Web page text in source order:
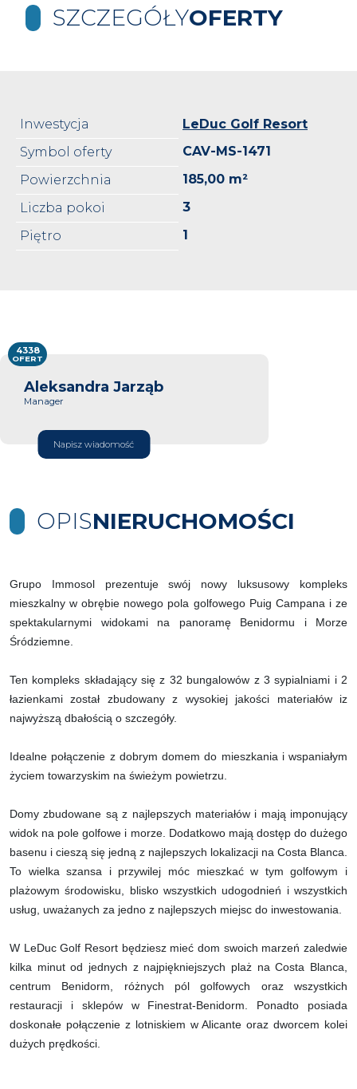
SZCZEGÓŁYOFERTY
Inwestycja
LeDuc Golf Resort
Symbol oferty
CAV-MS-1471
Powierzchnia
185,00 m²
Liczba pokoi
3
Piętro
1
Aleksandra Jarząb
Manager
Napisz wiadomość
4338
OFERT
OPISNIERUCHOMOŚCI
Grupo Immosol prezentuje swój nowy luksusowy kompleks
mieszkalny w obrębie nowego pola golfowego Puig Campana i ze
spektakularnymi widokami na panoramę Benidormu i Morze
Śródziemne.
Ten kompleks składający się z 32 bungalowów z 3 sypialniami i 2
łazienkami został zbudowany z wysokiej jakości materiałów iz
najwyższą dbałością o szczegóły.
Idealne połączenie z dobrym domem do mieszkania i wspaniałym
życiem towarzyskim na świeżym powietrzu.
Domy zbudowane są z najlepszych materiałów i mają imponujący
widok na pole golfowe i morze. Dodatkowo mają dostęp do dużego
basenu i cieszą się jedną z najlepszych lokalizacji na Costa Blanca.
To wielka szansa i przywilej móc mieszkać w tym golfowym i
plażowym środowisku, blisko wszystkich udogodnień i wszystkich
usług, uważanych za jedno z najlepszych miejsc do inwestowania.
W LeDuc Golf Resort będziesz mieć dom swoich marzeń zaledwie
kilka minut od jednych z najpiękniejszych plaż na Costa Blanca,
centrum Benidorm, różnych pól golfowych oraz wszystkich
restauracji i sklepów w Finestrat-Benidorm. Ponadto posiada
doskonałe połączenie z lotniskiem w Alicante oraz dworcem kolei
dużych prędkości.